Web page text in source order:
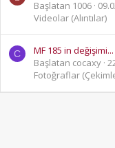
Başlatan 1006
Videolar (Alıntılar)
C
MF 185 in değişimi...
Başlatan cocaxy
Fotoğraflar